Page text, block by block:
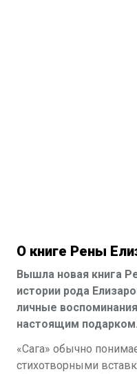
О книге Рены
Вышла новая книга
истории рода
личные
настоящим подарком.
«Сага» обычно
стихотворными